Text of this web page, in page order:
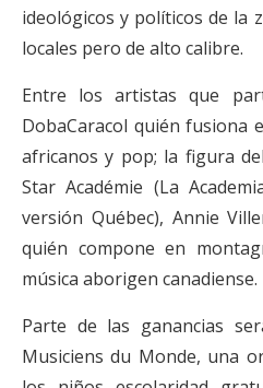
ideológicos y políticos de la
locales pero de alto calibre.
Entre los artistas que
DobaCaracol quién fusiona
africanos y pop; la figura
Star Académie (La
versión Québec), Annie
quién compone en
música aborigen canadiense.
Parte de las ganancias
Musiciens du Monde, una